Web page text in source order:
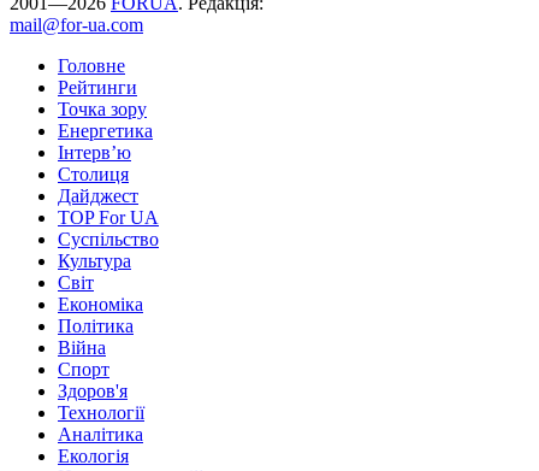
mail@for-ua.com
Головне
Рейтинги
Точка зору
Енергетика
Інтерв’ю
Столиця
Дайджест
TOP For UA
Суспiльство
Культура
Світ
Економіка
Політика
Війна
Спорт
Здоров'я
Технології
Аналітика
Екологія